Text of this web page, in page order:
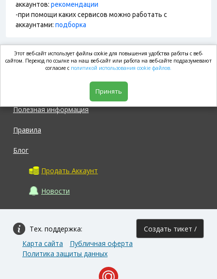
аккаунтов: рекомендации
-при помощи каких сервисов можно работать с
аккаунтами: подборка
market.com
Полезная информация
Правила
Блог
Продать Аккаунт
Новости
Тех. поддержка: Создать тикет /
Карта сайта
Публичная оферта
Политика защиты данных
Этот веб-сайт использует файлы cookie для повышения удобства работы с веб-
сайтом. Переход по ссылке на наш веб-сайт или работа на веб-сайте подразумевают
согласие с политикой использования cookie файлов.
Принять